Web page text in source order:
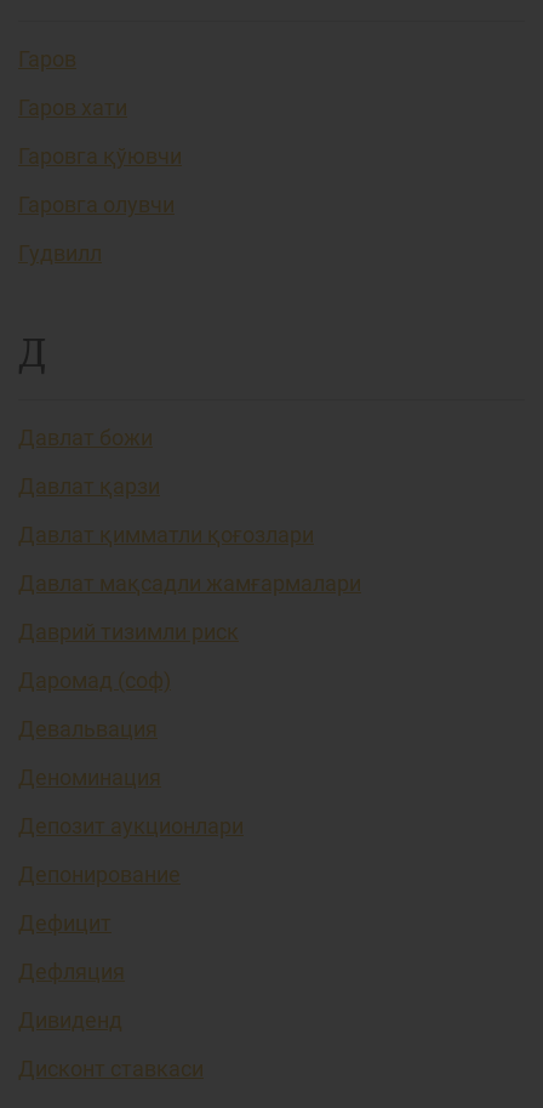
Гаров
Гаров хати
Гаровга қўювчи
Гаровга олувчи
Гудвилл
Д
Давлат божи
Давлат қарзи
Давлат қимматли қоғозлари
Давлат мақсадли жамғармалари
Даврий тизимли риск
Даромад (соф)
Девальвация
Деноминация
Депозит аукционлари
Депонирование
Дефицит
Дефляция
Дивиденд
Дисконт ставкаси